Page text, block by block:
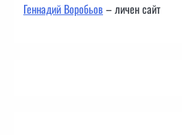
Геннадий Воробьов– личен сайт